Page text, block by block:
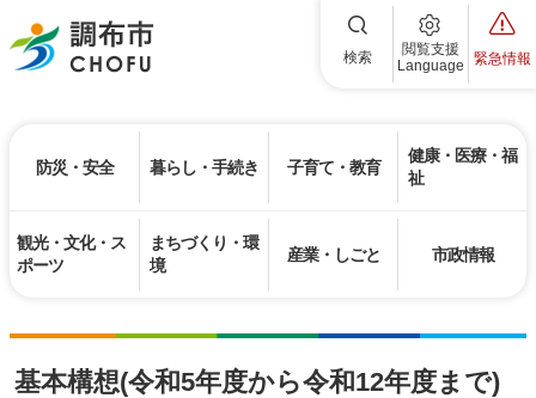
調布市 検索
閲覧支援
Language
緊急情報
防災・安全 暮らし・手続き 子育て・教育
健康・医療・福
祉
観光・文化・ス
ポーツ
まちづくり・環
境
産業・しごと 市政情報
基本構想(令和5年度から令和12年度まで)